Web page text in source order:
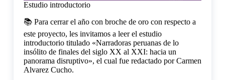
Estudio introductorio
📚 Para cerrar el año con broche de oro con respecto a
este proyecto, les invitamos a leer el estudio
introductorio titulado «Narradoras peruanas de lo
insólito de finales del siglo XX al XXI: hacia un
panorama disruptivo», el cual fue redactado por Carmen
Alvarez Cucho.